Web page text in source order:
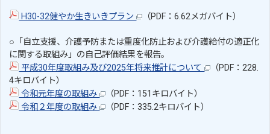
H30-32健やか生きいきプラン （PDF：6.62メガバイト）
○「自立支援、介護予防または重度化防止および介護給付の適正化
に関する取組み」の自己評価結果を報告。
平成30年度取組み及び2025年将来推計について
（PDF：228.
4キロバイト）
令和元年度の取組み
（PDF：151キロバイト）
令和２年度の取組み
（PDF：335.2キロバイト）